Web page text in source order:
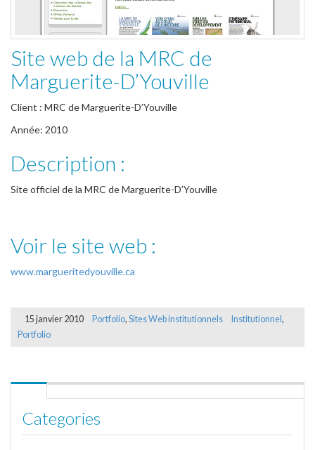
Site web de la MRC de
Marguerite-D’Youville
Client : MRC de Marguerite-D’Youville
Année: 2010
Description :
Site officiel de la MRC de Marguerite-D’Youville
Voir le site web :
www.margueritedyouville.ca
15 janvier 2010 Portfolio, Sites Web institutionnels Institutionnel ,
Portfolio
Categories